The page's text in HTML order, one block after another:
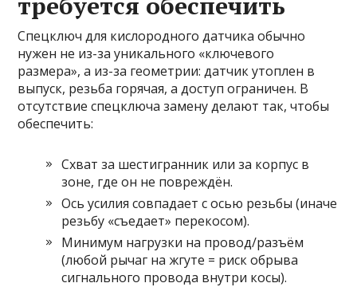
Спецключ для кислородного датчика обычно
нужен не из-за уникального «ключевого
размера», а из-за геометрии: датчик утоплен в
выпуск, резьба горячая, а доступ ограничен. В
отсутствие спецключа замену делают так, чтобы
обеспечить:
Схват за шестигранник или за корпус в
зоне, где он не повреждён.
Ось усилия совпадает с осью резьбы (иначе
резьбу «съедает» перекосом).
Минимум нагрузки на провод/разъём
(любой рычаг на жгуте = риск обрыва
сигнального провода внутри косы).